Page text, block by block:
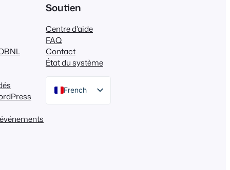
Soutien
Centre d'aide
FAQ
Contact
État du système
French
English